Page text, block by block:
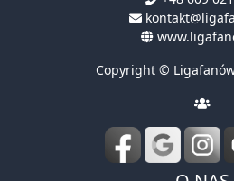
Copyright ©